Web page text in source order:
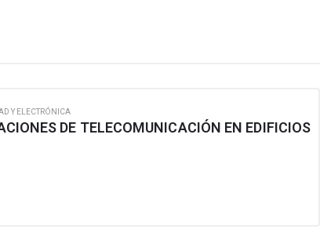
Y ELECTRÓNICA
DE TELECOMUNICACIÓN EN EDIFICIOS